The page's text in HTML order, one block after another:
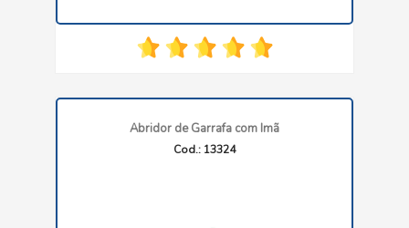
Abridor de Garrafa com Imã
Cod.: 13324